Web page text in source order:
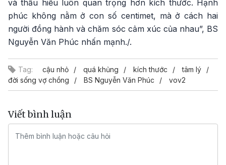
và thấu hiểu luôn quan trọng hơn kích thước. Hạnh
phúc không nằm ở con số centimet, mà ở cách hai
người đồng hành và chăm sóc cảm xúc của nhau”, BS
Nguyễn Văn Phúc nhấn mạnh./.
Tag: cậu nhỏ quá khủng kích thước
tâm lý
đời sống vợ chồng
BS Nguyễn Văn Phúc vov2
Viết bình luận